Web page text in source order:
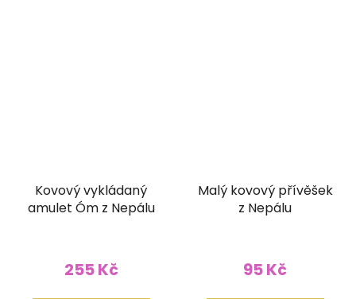
Kovový vykládaný
amulet Óm z Nepálu
255 Kč
Malý kovový přívěšek
z Nepálu
95 Kč